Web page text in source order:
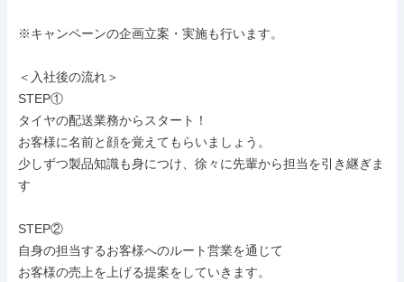
※キャンペーンの企画立案・実施も行います。
＜入社後の流れ＞
STEP①
タイヤの配送業務からスタート！
お客様に名前と顔を覚えてもらいましょう。
少しずつ製品知識も身につけ、徐々に先輩から担当を引き継ぎま
す
STEP②
自身の担当するお客様へのルート営業を通じて
お客様の売上を上げる提案をしていきます。